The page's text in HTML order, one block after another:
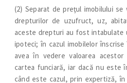
(2) Separat de preţul imobilului se
drepturilor de uzufruct, uz,
aceste drepturi au fost intabulate
ipoteci; în cazul imobilelor
avea în vedere valoarea
cartea funciară, iar dacă nu este
când este cazul, prin expertiză,